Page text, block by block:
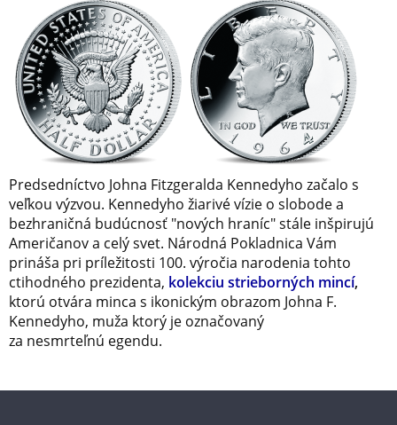
Predsedníctvo Johna Fitzgeralda Kennedyho začalo s
veľkou výzvou. Kennedyho žiarivé vízie o slobode a
bezhraničná budúcnosť "nových hraníc" stále inšpirujú
Američanov a celý svet. Národná Pokladnica Vám
prináša pri príležitosti 100. výročia narodenia tohto
ctihodného prezidenta, kolekciu strieborných mincí,
ktorú otvára minca s ikonickým obrazom Johna F.
Kennedyho, muža ktorý je označovaný
za nesmrteľnú egendu.